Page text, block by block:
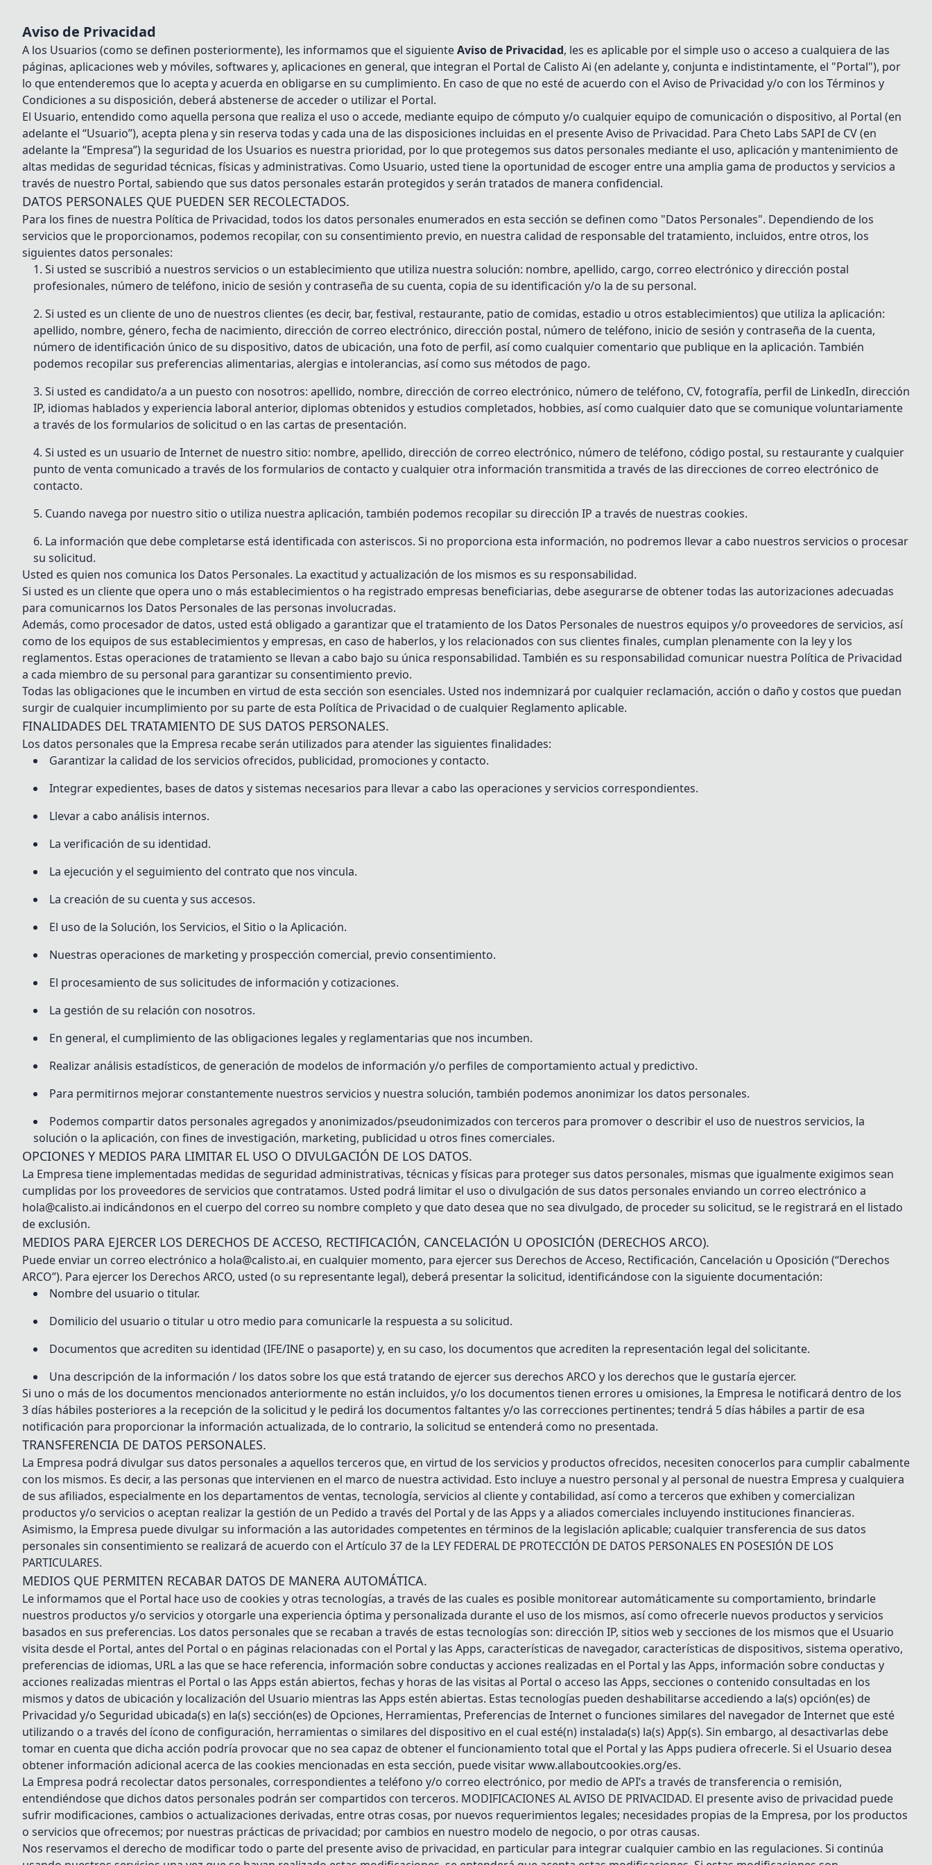
Aviso de Privacidad
A los Usuarios (como se definen posteriormente), les informamos que el siguienteAviso de Privacidad, les es aplicable por el simple uso o acceso a cualquiera de las
páginas, aplicaciones web y móviles, softwares y, aplicaciones en general, que integran el Portal de Calisto Ai (en adelante y, conjunta e indistintamente, el "Portal"), por
lo que entenderemos que lo acepta y acuerda en obligarse en su cumplimiento. En caso de que no esté de acuerdo con el Aviso de Privacidad y/o con los Términos y
Condiciones a su disposición, deberá abstenerse de acceder o utilizar el Portal.
El Usuario, entendido como aquella persona que realiza el uso o accede, mediante equipo de cómputo y/o cualquier equipo de comunicación o dispositivo, al Portal (en
adelante el “Usuario”), acepta plena y sin reserva todas y cada una de las disposiciones incluidas en el presente Aviso de Privacidad. Para Cheto Labs SAPI de CV (en
adelante la “Empresa”) la seguridad de los Usuarios es nuestra prioridad, por lo que protegemos sus datos personales mediante el uso, aplicación y mantenimiento de
altas medidas de seguridad técnicas, físicas y administrativas. Como Usuario, usted tiene la oportunidad de escoger entre una amplia gama de productos y servicios a
través de nuestro Portal, sabiendo que sus datos personales estarán protegidos y serán tratados de manera confidencial.
DATOS PERSONALES QUE PUEDEN SER RECOLECTADOS.
Para los fines de nuestra Política de Privacidad, todos los datos personales enumerados en esta sección se definen como "Datos Personales". Dependiendo de los
servicios que le proporcionamos, podemos recopilar, con su consentimiento previo, en nuestra calidad de responsable del tratamiento, incluidos, entre otros, los
siguientes datos personales:
Si usted se suscribió a nuestros servicios o un establecimiento que utiliza nuestra solución: nombre, apellido, cargo, correo electrónico y dirección postal
profesionales, número de teléfono, inicio de sesión y contraseña de su cuenta, copia de su identificación y/o la de su personal.
Si usted es un cliente de uno de nuestros clientes (es decir, bar, festival, restaurante, patio de comidas, estadio u otros establecimientos) que utiliza la aplicación:
apellido, nombre, género, fecha de nacimiento, dirección de correo electrónico, dirección postal, número de teléfono, inicio de sesión y contraseña de la cuenta,
número de identificación único de su dispositivo, datos de ubicación, una foto de perfil, así como cualquier comentario que publique en la aplicación. También
podemos recopilar sus preferencias alimentarias, alergias e intolerancias, así como sus métodos de pago.
Si usted es candidato/a a un puesto con nosotros: apellido, nombre, dirección de correo electrónico, número de teléfono, CV, fotografía, perfil de LinkedIn, dirección
IP, idiomas hablados y experiencia laboral anterior, diplomas obtenidos y estudios completados, hobbies, así como cualquier dato que se comunique voluntariamente
a través de los formularios de solicitud o en las cartas de presentación.
Si usted es un usuario de Internet de nuestro sitio: nombre, apellido, dirección de correo electrónico, número de teléfono, código postal, su restaurante y cualquier
punto de venta comunicado a través de los formularios de contacto y cualquier otra información transmitida a través de las direcciones de correo electrónico de
contacto.
Cuando navega por nuestro sitio o utiliza nuestra aplicación, también podemos recopilar su dirección IP a través de nuestras cookies.
La información que debe completarse está identificada con asteriscos. Si no proporciona esta información, no podremos llevar a cabo nuestros servicios o procesar
su solicitud.
Usted es quien nos comunica los Datos Personales. La exactitud y actualización de los mismos es su responsabilidad.
Si usted es un cliente que opera uno o más establecimientos o ha registrado empresas beneficiarias, debe asegurarse de obtener todas las autorizaciones adecuadas
para comunicarnos los Datos Personales de las personas involucradas.
Además, como procesador de datos, usted está obligado a garantizar que el tratamiento de los Datos Personales de nuestros equipos y/o proveedores de servicios, así
como de los equipos de sus establecimientos y empresas, en caso de haberlos, y los relacionados con sus clientes finales, cumplan plenamente con la ley y los
reglamentos. Estas operaciones de tratamiento se llevan a cabo bajo su única responsabilidad. También es su responsabilidad comunicar nuestra Política de Privacidad
a cada miembro de su personal para garantizar su consentimiento previo.
Todas las obligaciones que le incumben en virtud de esta sección son esenciales. Usted nos indemnizará por cualquier reclamación, acción o daño y costos que puedan
surgir de cualquier incumplimiento por su parte de esta Política de Privacidad o de cualquier Reglamento aplicable.
FINALIDADES DEL TRATAMIENTO DE SUS DATOS PERSONALES.
Los datos personales que la Empresa recabe serán utilizados para atender las siguientes finalidades:
Garantizar la calidad de los servicios ofrecidos, publicidad, promociones y contacto.
Integrar expedientes, bases de datos y sistemas necesarios para llevar a cabo las operaciones y servicios correspondientes.
Llevar a cabo análisis internos.
La verificación de su identidad.
La ejecución y el seguimiento del contrato que nos vincula.
La creación de su cuenta y sus accesos.
El uso de la Solución, los Servicios, el Sitio o la Aplicación.
Nuestras operaciones de marketing y prospección comercial, previo consentimiento.
El procesamiento de sus solicitudes de información y cotizaciones.
La gestión de su relación con nosotros.
En general, el cumplimiento de las obligaciones legales y reglamentarias que nos incumben.
Realizar análisis estadísticos, de generación de modelos de información y/o perfiles de comportamiento actual y predictivo.
Para permitirnos mejorar constantemente nuestros servicios y nuestra solución, también podemos anonimizar los datos personales.
Podemos compartir datos personales agregados y anonimizados/pseudonimizados con terceros para promover o describir el uso de nuestros servicios, la
solución o la aplicación, con fines de investigación, marketing, publicidad u otros fines comerciales.
OPCIONES Y MEDIOS PARA LIMITAR EL USO O DIVULGACIÓN DE LOS DATOS.
La Empresa tiene implementadas medidas de seguridad administrativas, técnicas y físicas para proteger sus datos personales, mismas que igualmente exigimos sean
cumplidas por los proveedores de servicios que contratamos. Usted podrá limitar el uso o divulgación de sus datos personales enviando un correo electrónico a
hola@calisto.ai indicándonos en el cuerpo del correo su nombre completo y que dato desea que no sea divulgado, de proceder su solicitud, se le registrará en el listado
de exclusión.
MEDIOS PARA EJERCER LOS DERECHOS DE ACCESO, RECTIFICACIÓN, CANCELACIÓN U OPOSICIÓN (DERECHOS ARCO).
Puede enviar un correo electrónico a hola@calisto.ai, en cualquier momento, para ejercer sus Derechos de Acceso, Rectificación, Cancelación u Oposición (“Derechos
ARCO”). Para ejercer los Derechos ARCO, usted (o su representante legal), deberá presentar la solicitud, identificándose con la siguiente documentación:
Nombre del usuario o titular.
Domilicio del usuario o titular u otro medio para comunicarle la respuesta a su solicitud.
Documentos que acrediten su identidad (IFE/INE o pasaporte) y, en su caso, los documentos que acrediten la representación legal del solicitante.
Una descripción de la información / los datos sobre los que está tratando de ejercer sus derechos ARCO y los derechos que le gustaría ejercer.
Si uno o más de los documentos mencionados anteriormente no están incluidos, y/o los documentos tienen errores u omisiones, la Empresa le notificará dentro de los
3 días hábiles posteriores a la recepción de la solicitud y le pedirá los documentos faltantes y/o las correcciones pertinentes; tendrá 5 días hábiles a partir de esa
notificación para proporcionar la información actualizada, de lo contrario, la solicitud se entenderá como no presentada.
TRANSFERENCIA DE DATOS PERSONALES.
La Empresa podrá divulgar sus datos personales a aquellos terceros que, en virtud de los servicios y productos ofrecidos, necesiten conocerlos para cumplir cabalmente
con los mismos. Es decir, a las personas que intervienen en el marco de nuestra actividad. Esto incluye a nuestro personal y al personal de nuestra Empresa y cualquiera
de sus afiliados, especialmente en los departamentos de ventas, tecnología, servicios al cliente y contabilidad, así como a terceros que exhiben y comercializan
productos y/o servicios o aceptan realizar la gestión de un Pedido a través del Portal y de las Apps y a aliados comerciales incluyendo instituciones financieras.
Asimismo, la Empresa puede divulgar su información a las autoridades competentes en términos de la legislación aplicable; cualquier transferencia de sus datos
personales sin consentimiento se realizará de acuerdo con el Artículo 37 de la LEY FEDERAL DE PROTECCIÓN DE DATOS PERSONALES EN POSESIÓN DE LOS
PARTICULARES.
MEDIOS QUE PERMITEN RECABAR DATOS DE MANERA AUTOMÁTICA.
Le informamos que el Portal hace uso de cookies y otras tecnologías, a través de las cuales es posible monitorear automáticamente su comportamiento, brindarle
nuestros productos y/o servicios y otorgarle una experiencia óptima y personalizada durante el uso de los mismos, así como ofrecerle nuevos productos y servicios
basados en sus preferencias. Los datos personales que se recaban a través de estas tecnologías son: dirección IP, sitios web y secciones de los mismos que el Usuario
visita desde el Portal, antes del Portal o en páginas relacionadas con el Portal y las Apps, características de navegador, características de dispositivos, sistema operativo,
preferencias de idiomas, URL a las que se hace referencia, información sobre conductas y acciones realizadas en el Portal y las Apps, información sobre conductas y
acciones realizadas mientras el Portal o las Apps están abiertos, fechas y horas de las visitas al Portal o acceso las Apps, secciones o contenido consultadas en los
mismos y datos de ubicación y localización del Usuario mientras las Apps estén abiertas. Estas tecnologías pueden deshabilitarse accediendo a la(s) opción(es) de
Privacidad y/o Seguridad ubicada(s) en la(s) sección(es) de Opciones, Herramientas, Preferencias de Internet o funciones similares del navegador de Internet que esté
utilizando o a través del ícono de configuración, herramientas o similares del dispositivo en el cual esté(n) instalada(s) la(s) App(s). Sin embargo, al desactivarlas debe
tomar en cuenta que dicha acción podría provocar que no sea capaz de obtener el funcionamiento total que el Portal y las Apps pudiera ofrecerle. Si el Usuario desea
obtener información adicional acerca de las cookies mencionadas en esta sección, puede visitar www.allaboutcookies.org/es.
La Empresa podrá recolectar datos personales, correspondientes a teléfono y/o correo electrónico, por medio de API’s a través de transferencia o remisión,
entendiéndose que dichos datos personales podrán ser compartidos con terceros. MODIFICACIONES AL AVISO DE PRIVACIDAD. El presente aviso de privacidad puede
sufrir modificaciones, cambios o actualizaciones derivadas, entre otras cosas, por nuevos requerimientos legales; necesidades propias de la Empresa, por los productos
o servicios que ofrecemos; por nuestras prácticas de privacidad; por cambios en nuestro modelo de negocio, o por otras causas.
Nos reservamos el derecho de modificar todo o parte del presente aviso de privacidad, en particular para integrar cualquier cambio en las regulaciones. Si continúa